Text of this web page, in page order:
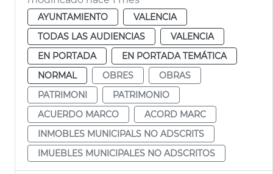
AYUNTAMIENTO
VALENCIA
TODAS LAS AUDIENCIAS
VALENCIA
EN PORTADA
EN PORTADA TEMÁTICA
NORMAL
OBRES
OBRAS
PATRIMONI
PATRIMONIO
ACUERDO MARCO
ACORD MARC
INMOBLES MUNICIPALS NO ADSCRITS
IMUEBLES MUNICIPALES NO ADSCRITOS